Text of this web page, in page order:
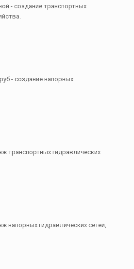
- создание транспортных
- создание напорных
транспортных гидравлических
напорных гидравлических сетей,